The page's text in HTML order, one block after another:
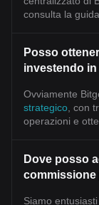
consulta la
Posso
investendo in
Ovviamente
strategico , con
operazioni e
Dove posso
commissione
Siamo